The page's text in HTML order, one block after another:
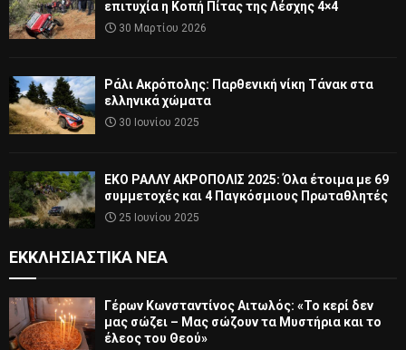
επιτυχία η Κοπή Πίτας της Λέσχης 4×4
30 Μαρτίου 2026
Ράλι Ακρόπολης: Παρθενική νίκη Τάνακ στα
ελληνικά χώματα
30 Ιουνίου 2025
ΕΚΟ ΡΑΛΛΥ ΑΚΡΟΠΟΛΙΣ 2025: Όλα έτοιμα με 69
συμμετοχές και 4 Παγκόσμιους Πρωταθλητές
25 Ιουνίου 2025
ΕΚΚΛΗΣΙΑΣΤΙΚΆ ΝΈΑ
Γέρων Κωνσταντίνος Αιτωλός: «Το κερί δεν
μας σώζει – Μας σώζουν τα Μυστήρια και το
έλεος του Θεού»